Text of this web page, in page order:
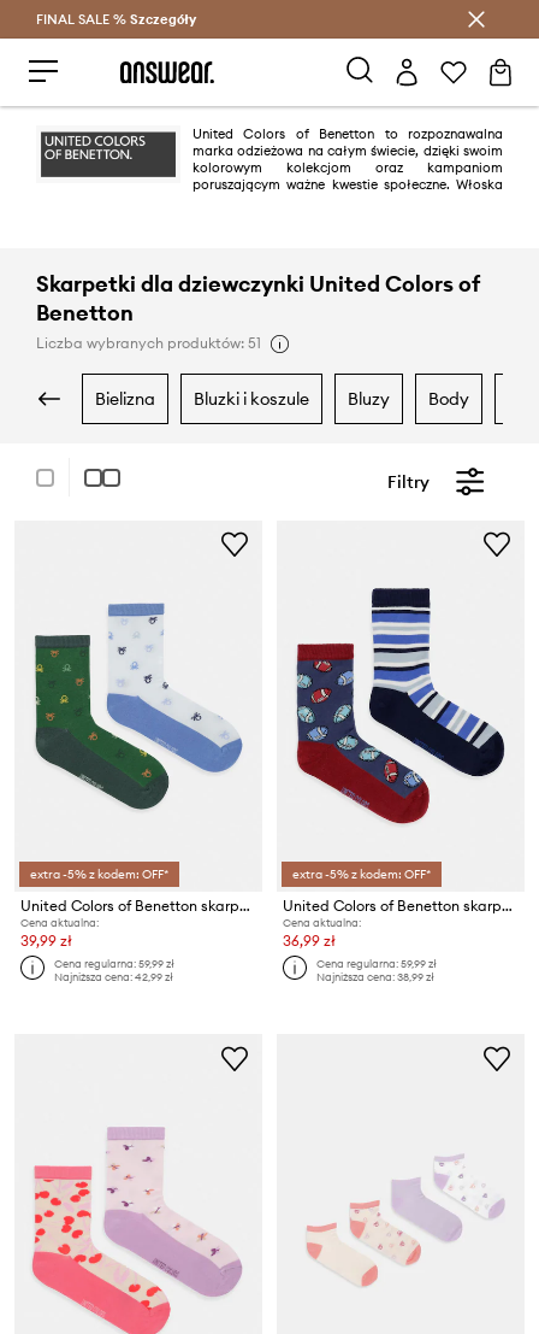
Oszczędzaj z Answear Club >
FINAL SALE % Szczegóły
United Colors of Benetton to rozpoznawalna
marka odzieżowa na całym świecie, dzięki swoim
kolorowym kolekcjom oraz kampaniom
poruszającym ważne kwestie społeczne. Włoska
Skarpetki dla dziewczynki United Colors of
Benetton
Liczba wybranych produktów: 51
bielizna bluzki i koszule bluzy body
Filtry
extra -5% z kodem: OFF*
United Colors of Benetton skarpety dziecięce 2-pack
Cena aktualna:
39,99 zł
Cena regularna:59,99 zł
Najniższa cena:42,99 zł
extra -5% z kodem: OFF*
United Colors of Benetton skarpety dziecięce 2-pack
Cena aktualna:
36,99 zł
Cena regularna:59,99 zł
Najniższa cena:38,99 zł